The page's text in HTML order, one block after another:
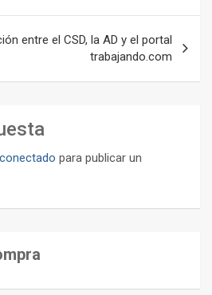
entre el CSD, la AD y el portal
trabajando.com
conectado para publicar un